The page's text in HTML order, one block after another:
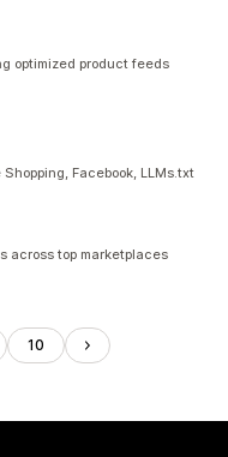
optimized product feeds
Facebook, LLMs.txt
across top marketplaces
10